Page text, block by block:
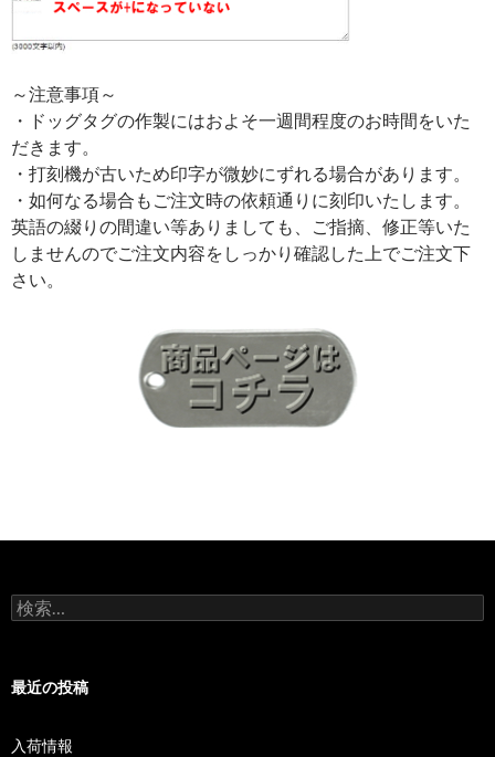
～注意事項～
・ドッグタグの作製にはおよそ一週間程度のお時間をいた
だきます。
・打刻機が古いため印字が微妙にずれる場合があります。
・如何なる場合もご注文時の依頼通りに刻印いたします。
英語の綴りの間違い等ありましても、ご指摘、修正等いた
しませんのでご注文内容をしっかり確認した上でご注文下
さい。
検
索
最近の投稿
入荷情報